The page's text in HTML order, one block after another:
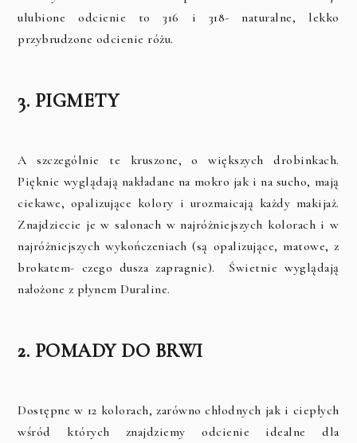
ulubione odcienie to 316 i 318- naturalne, lekko
przybrudzone odcienie różu.
3. PIGMETY
A szczególnie te kruszone, o większych drobinkach.
Pięknie wyglądają nakładane na mokro jak i na sucho, mają
ciekawe, opalizujące kolory i urozmaicają każdy makijaż.
Znajdziecie je w salonach w najróżniejszych kolorach i w
najróżniejszych wykończeniach (są opalizujące, matowe, z
brokatem- czego dusza zapragnie). Świetnie wyglądają
nałożone z płynem Duraline.
2. POMADY DO BRWI
Dostępne w 12 kolorach, zarówno chłodnych jak i ciepłych
wśród których znajdziemy odcienie idealne dla